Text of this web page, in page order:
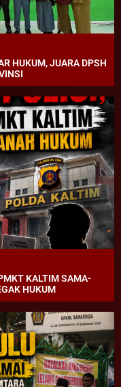
HUKUM, JUARA DPSH
KALTIM SAMA-
HUKUM